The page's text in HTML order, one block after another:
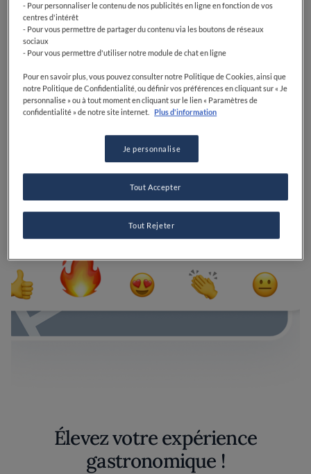
Élevez votre expérience
gastronomique !
- Pour personnaliser le contenu de nos publicités en ligne en fonction de vos
centres d'intérêt
- Pour vous permettre de partager du contenu via les boutons de réseaux
sociaux
- Pour vous permettre d'utiliser notre module de chat en ligne
Pour en savoir plus, vous pouvez consulter notre Politique de Cookies, ainsi que
notre Politique de Confidentialité, ou définir vos préférences en cliquant sur « Je
personnalise » ou à tout moment en cliquant sur le lien « Paramètres de
confidentialité » de notre site internet.
Plus d'information
Je personnalise
Tout Rejeter
Tout Accepter